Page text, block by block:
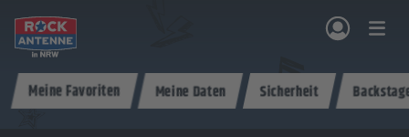
& PROGRAMM AKTIONEN & KONZERTE MUSIK ROCKCOMMUNITY SHOPPEN
Meine Favoriten Meine Daten Sicherheit